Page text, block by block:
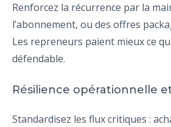
Renforcez la récurrence par la
l’abonnement, ou des offres
Les repreneurs paient mieux ce
défendable.
Résilience opérationnelle
Standardisez les flux critiques :